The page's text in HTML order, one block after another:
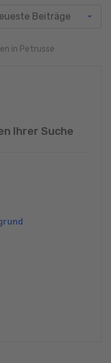
in Petrusse
Ihrer Suche